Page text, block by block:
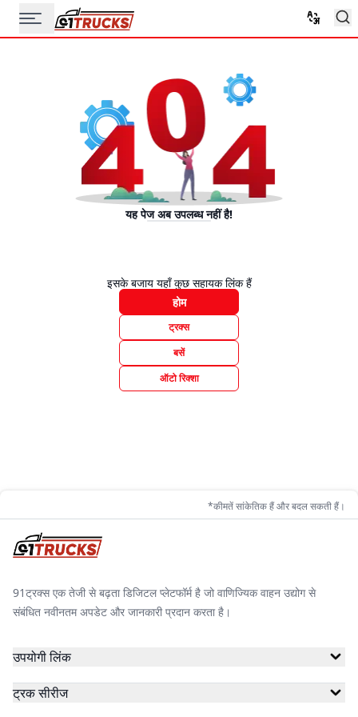
यह पेज अब उपलब्ध नहीं है!
इसके बजाय यहाँ कुछ सहायक लिंक हैं
होम
ट्रक्स
बसें
ऑटो रिक्शा
*कीमतें सांकेतिक हैं और बदल सकती हैं।
91ट्रक्स एक तेजी से बढ़ता डिजिटल प्लेटफॉर्म है जो वाणिज्यिक वाहन उद्योग से
संबंधित नवीनतम अपडेट और जानकारी प्रदान करता है।
उपयोगी लिंक
ट्रक सीरीज